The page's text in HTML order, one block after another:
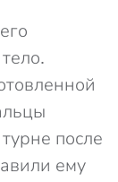
после
ему